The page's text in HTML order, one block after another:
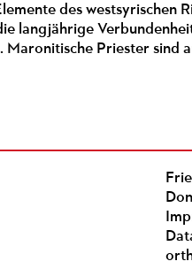
des westsyrischen
langjährige
Maronitische Priester sind